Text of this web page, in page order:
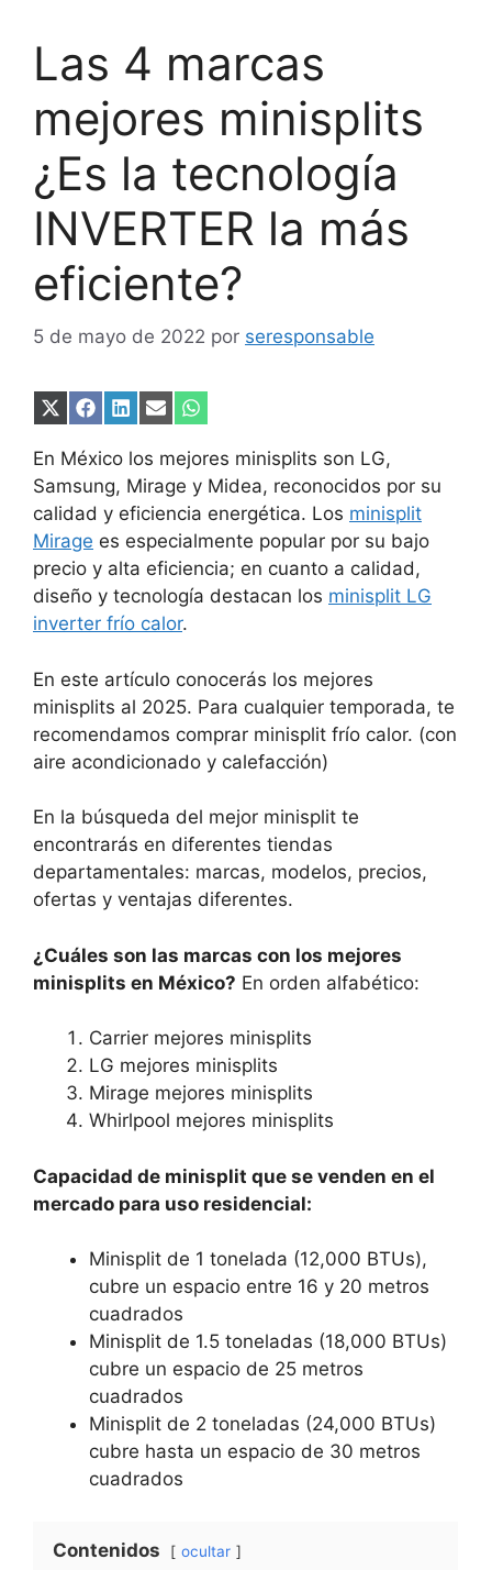
Las 4 marcas
mejores minisplits
¿Es la tecnología
INVERTER la más
eficiente?
5 de mayo de 2022 por seresponsable
Compartir
X
(Twitter)
Compartir
Facebook
Compartir
LinkedIn
Compartir
Email
Compartir
WhatsApp
En México los mejores minisplits son LG,
Samsung, Mirage y Midea, reconocidos por su
calidad y eficiencia energética. Los minisplit
Mirage es especialmente popular por su bajo
precio y alta eficiencia; en cuanto a calidad,
diseño y tecnología destacan los minisplit LG
inverter frío calor.
En este artículo conocerás los mejores
minisplits al 2025. Para cualquier temporada, te
recomendamos comprar minisplit frío calor. (con
aire acondicionado y calefacción)
En la búsqueda del mejor minisplit te
encontrarás en diferentes tiendas
departamentales: marcas, modelos, precios,
ofertas y ventajas diferentes.
¿Cuáles son las marcas con los mejores
minisplits en México? En orden alfabético:
Carrier mejores minisplits
LG mejores minisplits
Mirage mejores minisplits
Whirlpool mejores minisplits
Capacidad de minisplit que se venden en el
mercado para uso residencial:
Minisplit de 1 tonelada (12,000 BTUs),
cubre un espacio entre 16 y 20 metros
cuadrados
Minisplit de 1.5 toneladas (18,000 BTUs)
cubre un espacio de 25 metros
cuadrados
Minisplit de 2 toneladas (24,000 BTUs)
cubre hasta un espacio de 30 metros
cuadrados
Contenidos ocultar